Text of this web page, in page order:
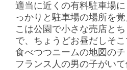
適当に近くの有料駐車場
っかりと駐車場の場所を
こは公園で小さな売店と
で、ちょうどお昼だしそ
食べつつニームの地図の
フランス人の男の子がい